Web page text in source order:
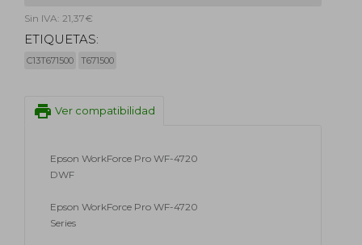
Sin IVA: 21,37€
ETIQUETAS:
C13T671500 T671500
print Ver compatibilidad
Epson WorkForce Pro WF-4720
DWF
Epson WorkForce Pro WF-4720
Series